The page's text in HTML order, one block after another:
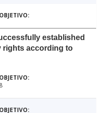
established
rights according to
8